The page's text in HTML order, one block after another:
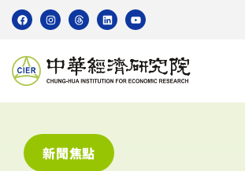
新聞焦點